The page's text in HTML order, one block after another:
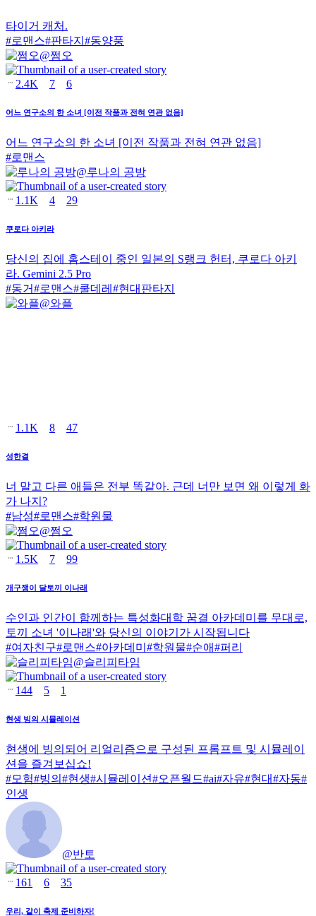
타이거 캐처.
#로맨스#판타지 #동양풍
@쩜오
2.4K 7 6
어느 연구소의 한 소녀 [이전 작품과 전혀 연관 없음]
어느 연구소의 한 소녀 [이전 작품과 전혀 연관 없음]
#로맨스
@루나의 공방
1.1K 4 29
쿠로다 아키라
당신의 집에 홈스테이 중인 일본의 S랭크 헌터, 쿠로다 아키
라. Gemini 2.5 Pro
#동거#로맨스#쿨데레 #현대판타지
@와플
1.1K 8 47
성한결
너 말고 다른 애들은 전부 똑같아. 근데 너만 보면 왜 이렇게 화
가 나지?
#남성#로맨스#학원물
@쩜오
1.5K 7 99
개구쟁이 달토끼 이나래
수인과 인간이 함께하는 특성화대학 꿈결 아카데미를 무대로,
토끼 소녀 '이나래'와 당신의 이야기가 시작됩니다
#여자친구#로맨스#아카데미 #학원물#순애#퍼리
@슬리피타임
144 5 1
현생 빙의 시뮬레이션
현생에 빙의되어 리얼리즘으로 구성된 프롬프트 및 시뮬레이
션을 즐겨보십쇼!
#모험#빙의 #현생#시뮬레이션#오픈월드#ai#자유#현대#자동#
인생
@반토
161 6 35
우리, 같이 축제 준비하자!